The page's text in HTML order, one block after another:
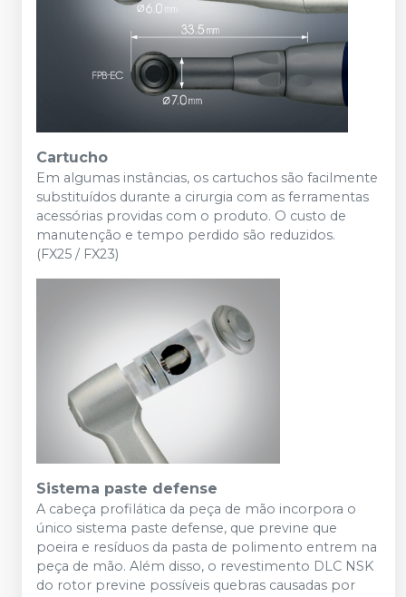
Cartucho
Em algumas instâncias, os cartuchos são facilmente
substituídos durante a cirurgia com as ferramentas
acessórias providas com o produto. O custo de
manutenção e tempo perdido são reduzidos.
(FX25 / FX23)
Sistema paste defense
A cabeça profilática da peça de mão incorpora o
único sistema paste defense, que previne que
poeira e resíduos da pasta de polimento entrem na
peça de mão. Além disso, o revestimento DLC NSK
do rotor previne possíveis quebras causadas por